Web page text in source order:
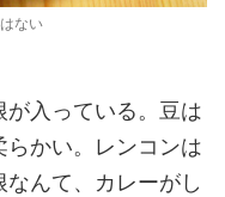
ない
入っている。豆は
かい。レンコンは
んて、カレーがし